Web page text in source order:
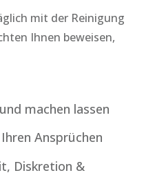
mit der Reinigung
Ihnen beweisen,
machen lassen
Ansprüchen
Diskretion &